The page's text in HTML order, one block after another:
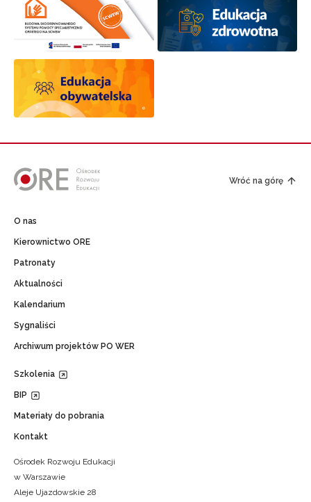
Wróć na górę
O nas
Kierownictwo ORE
Patronaty
Aktualności
Kalendarium
Sygnaliści
Archiwum projektów PO WER
Szkolenia
BIP
Materiały do pobrania
Kontakt
Ośrodek Rozwoju Edukacji
w Warszawie
Aleje Ujazdowskie 28